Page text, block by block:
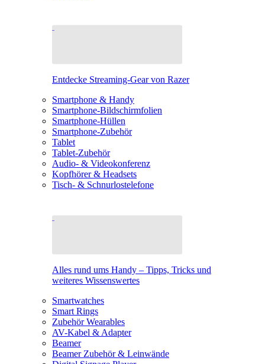
Entdecke Streaming-Gear von Razer
Smartphone & Handy
Smartphone-Bildschirmfolien
Smartphone-Hüllen
Smartphone-Zubehör
Tablet
Tablet-Zubehör
Audio- & Videokonferenz
Kopfhörer & Headsets
Tisch- & Schnurlostelefone
Alles rund ums Handy – Tipps, Tricks und
weiteres Wissenswertes
Smartwatches
Smart Rings
Zubehör Wearables
AV-Kabel & Adapter
Beamer
Beamer Zubehör & Leinwände